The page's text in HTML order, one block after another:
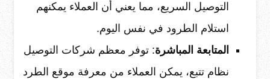
التوصيل السريع، مما يعني أن العملاء يمكنهم
استلام الطرود في نفس اليوم.
المتابعة المباشرة: توفر معظم شركات التوصيل
نظام تتبع، يمكن العملاء من معرفة موقع الطرد